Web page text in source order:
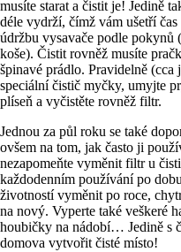
musíte starat a čistit je! Jedině
déle vydrží, čímž vám ušetří
údržbu vysavače podle
koše). Čistit rovněž musíte
špinavé prádlo. Pravidelně (cca
speciální čistič myčky, umyjte
plíseň a vyčistěte rovněž filtr.
Jednou za půl roku se také
ovšem na tom, jak často ji
nezapomeňte vyměnit filtr u
každodenním používání po
životností vyměnit po roce,
na nový. Vyperte také veškeré
houbičky na nádobí… Jedině s
domova vytvořit čisté místo!